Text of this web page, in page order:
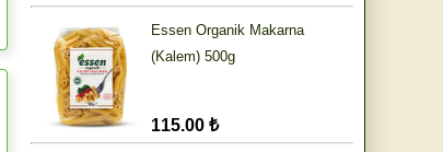
Essen Organik Makarna
(Kalem) 500g
115.00 ₺